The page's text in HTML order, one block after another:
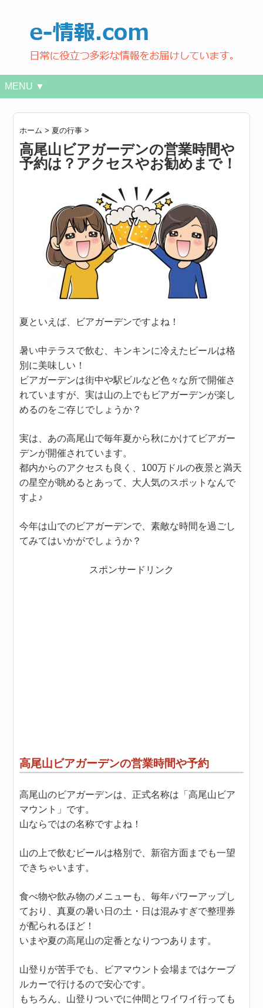
MENU ▼
ホーム > 夏の行事 >
高尾山ビアガーデンの営業時間や
予約は？アクセスやお勧めまで！
夏といえば、ビアガーデンですよね！
暑い中テラスで飲む、キンキンに冷えたビールは格
別に美味しい！
ビアガーデンは街中や駅ビルなど色々な所で開催さ
れていますが、実は山の上でもビアガーデンが楽し
めるのをご存じでしょうか？
実は、あの高尾山で毎年夏から秋にかけてビアガー
デンが開催されています。
都内からのアクセスも良く、100万ドルの夜景と満天
の星空が眺めるとあって、大人気のスポットなんで
すよ♪
今年は山でのビアガーデンで、素敵な時間を過ごし
てみてはいかがでしょうか？
スポンサードリンク
高尾山ビアガーデンの営業時間や予約
高尾山のビアガーデンは、正式名称は「高尾山ビア
マウント」です。
山ならではの名称ですよね！
山の上で飲むビールは格別で、新宿方面までも一望
できちゃいます。
食べ物や飲み物のメニューも、毎年パワーアップし
ており、真夏の暑い日の土・日は混みすぎで整理券
が配られるほど！
いまや夏の高尾山の定番となりつつあります。
山登りが苦手でも、ビアマウント会場まではケーブ
ルカーで行けるので安心です。
もちろん、山登りついでに仲間とワイワイ行っても